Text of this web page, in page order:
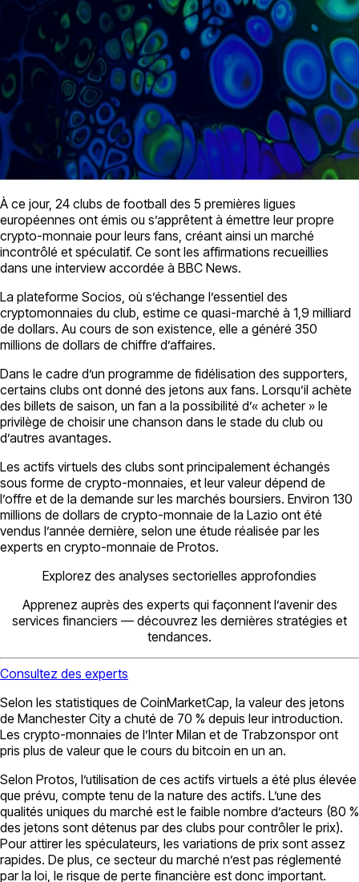
À ce jour, 24 clubs de football des 5 premières ligues
européennes ont émis ou s’apprêtent à émettre leur propre
crypto-monnaie pour leurs fans, créant ainsi un marché
incontrôlé et spéculatif. Ce sont les affirmations recueillies
dans une interview accordée à BBC News.
La plateforme Socios, où s’échange l’essentiel des
cryptomonnaies du club, estime ce quasi-marché à 1,9 milliard
de dollars. Au cours de son existence, elle a généré 350
millions de dollars de chiffre d’affaires.
Dans le cadre d’un programme de fidélisation des supporters,
certains clubs ont donné des jetons aux fans. Lorsqu’il achète
des billets de saison, un fan a la possibilité d’« acheter » le
privilège de choisir une chanson dans le stade du club ou
d’autres avantages.
Les actifs virtuels des clubs sont principalement échangés
sous forme de crypto-monnaies, et leur valeur dépend de
l’offre et de la demande sur les marchés boursiers. Environ 130
millions de dollars de crypto-monnaie de la Lazio ont été
vendus l’année dernière, selon une étude réalisée par les
experts en crypto-monnaie de Protos.
Explorez des analyses sectorielles approfondies
Apprenez auprès des experts qui façonnent l’avenir des
services financiers — découvrez les dernières stratégies et
tendances.
Consultez des experts
Selon les statistiques de CoinMarketCap, la valeur des jetons
de Manchester City a chuté de 70 % depuis leur introduction.
Les crypto-monnaies de l’Inter Milan et de Trabzonspor ont
pris plus de valeur que le cours du bitcoin en un an.
Selon Protos, l’utilisation de ces actifs virtuels a été plus élevée
que prévu, compte tenu de la nature des actifs. L’une des
qualités uniques du marché est le faible nombre d’acteurs (80 %
des jetons sont détenus par des clubs pour contrôler le prix).
Pour attirer les spéculateurs, les variations de prix sont assez
rapides. De plus, ce secteur du marché n’est pas réglementé
par la loi, le risque de perte financière est donc important.